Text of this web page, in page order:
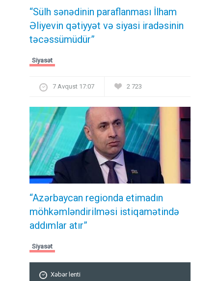
“Sülh sənədinin paraflanması İlham
Əliyevin qətiyyət və siyasi iradəsinin
təcəssümüdür”
Siyasət
7 Avqust 17:07 2 723
“Azərbaycan regionda etimadın
möhkəmləndirilməsi istiqamətində
addımlar atır”
Siyasət
Xəbər lenti